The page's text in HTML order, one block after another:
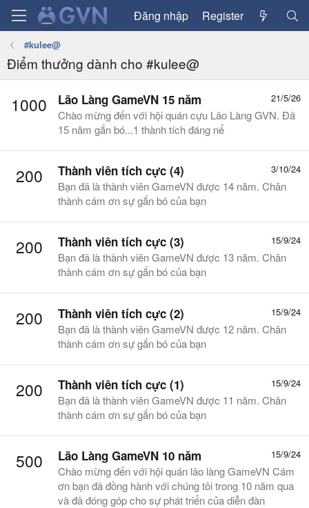
Đăng nhập Register
#kulee@
Điểm thưởng dành cho #kulee@
1000 21/5/26
Lão Làng GameVN 15 năm
Chào mừng đến với hội quán cựu Lão Làng GVN. Đã
15 năm gắn bó...1 thành tích đáng nể
200 3/10/24
Thành viên tích cực (4)
Bạn đã là thành viên GameVN được 14 năm. Chân
thành cám ơn sự gắn bó của bạn
200 15/9/24
Thành viên tích cực (3)
Bạn đã là thành viên GameVN được 13 năm. Chân
thành cám ơn sự gắn bó của bạn
200 15/9/24
Thành viên tích cực (2)
Bạn đã là thành viên GameVN được 12 năm. Chân
thành cám ơn sự gắn bó của bạn
200 15/9/24
Thành viên tích cực (1)
Bạn đã là thành viên GameVN được 11 năm. Chân
thành cám ơn sự gắn bó của bạn
500 15/9/24
Lão Làng GameVN 10 năm
Chào mừng đến với hội quán lão làng GameVN Cám
ơn bạn đã đồng hành với chúng tôi trong 10 năm qua
và đã đóng góp cho sự phát triển của diễn đàn